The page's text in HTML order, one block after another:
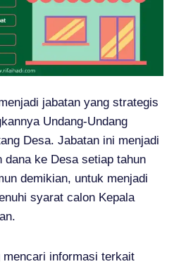
jabatan yang strategis
Undang-Undang
Desa. Jabatan ini menjadi
dana ke Desa setiap tahun
demikian, untuk menjadi
syarat calon Kepala
mencari informasi terkait